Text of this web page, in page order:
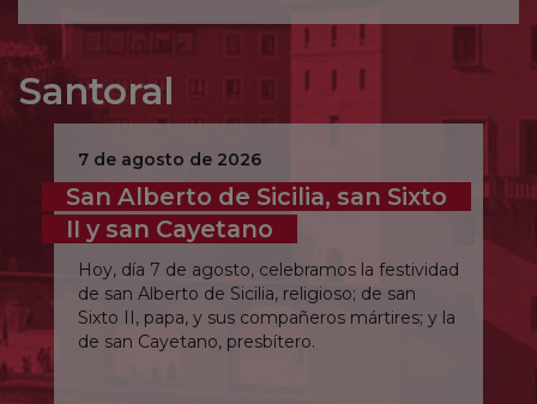
Señor, líbrame incluso de lo que no soy consciente.
Santoral
7 de agosto de 2026
San Alberto de Sicilia, san Sixto
II y san Cayetano
Hoy, día 7 de agosto, celebramos la festividad
de san Alberto de Sicilia, religioso; de san
Sixto II, papa, y sus compañeros mártires; y la
de san Cayetano, presbítero.